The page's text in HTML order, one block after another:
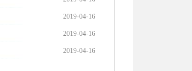
2019-04-16
2019-04-16
2019-04-16